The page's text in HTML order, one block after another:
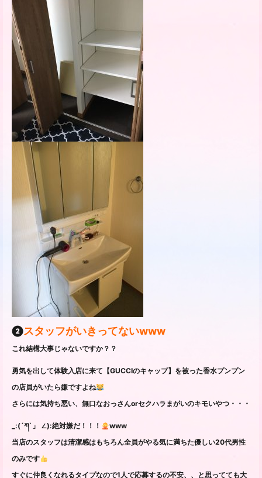
❷スタッフがいきってないwww
これ結構大事じゃないですか？？
勇気を出して体験入店に来て【GUCCIのキャップ】を被った香水プンプン
の店員がいたら嫌ですよね
さらには気持ち悪い、無口なおっさんorセクハラまがいのキモいやつ・・・
_:(´ཀ`」 ∠):絶対嫌だ！！！
www
当店のスタッフは清潔感はもちろん全員がやる気に満ちた優しい20代男性
のみです
すぐに仲良くなれるタイプなので1人で応募するの不安、、と思ってても大